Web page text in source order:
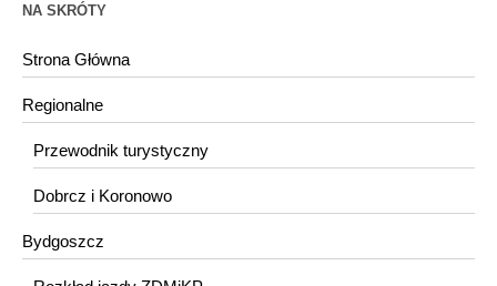
NA SKRÓTY
Strona Główna
Regionalne
Przewodnik turystyczny
Dobrcz i Koronowo
Bydgoszcz